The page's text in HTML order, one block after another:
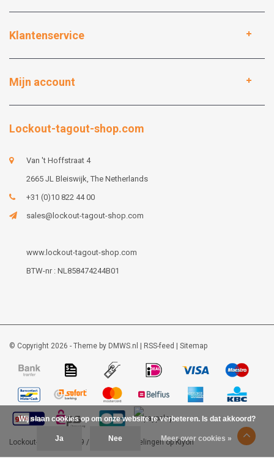
Klantenservice
Mijn account
Lockout-tagout-shop.com
Van 't Hoffstraat 4
2665 JL Bleiswijk, The Netherlands
+31 (0)10 822 44 00
sales@lockout-tagout-shop.com
www.lockout-tagout-shop.com
BTW-nr : NL858474244B01
© Copyright 2026 - Theme by DMWS.nl RSS-feed Sitemap
Lockout-tagout-shop 9 / 48beoordelingen opKiyoh
Wij slaan cookies op om onze website te verbeteren. Is dat akkoord?
Ja Nee Meer over cookies »